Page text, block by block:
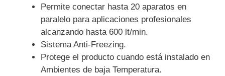
Permite conectar hasta 20 aparatos en
paralelo para aplicaciones profesionales
alcanzando hasta 600 lt/min.
Sistema Anti-Freezing.
Protege el producto cuando está instalado en
Ambientes de baja Temperatura.